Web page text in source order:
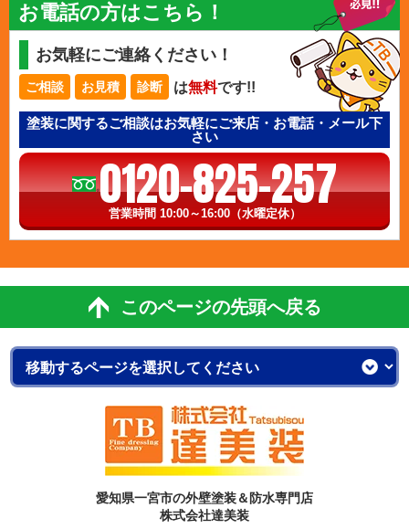
お電話の方はこちら！
お気軽にご連絡ください！
ご相談 お見積 診断 は無料です!!
塗装に関するご相談はお気軽にご来店・お電話・メール下
さい
0120-825-257
営業時間 10:00～16:00（水曜定休）
このページの先頭へ戻る
愛知県一宮市の外壁塗装＆防水専門店
株式会社達美装